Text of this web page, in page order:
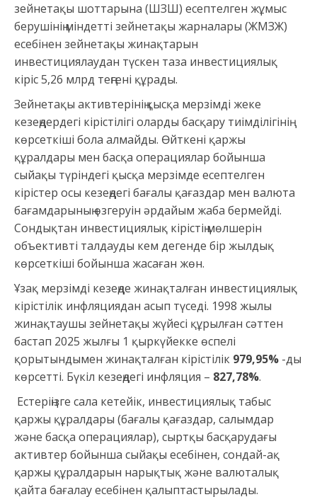
зейнетақы шоттарына (ШЗШ) есептелген жұмыс
берушінің міндетті зейнетақы жарналары (ЖМЗЖ)
есебінен зейнетақы жинақтарын
инвестициялаудан түскен таза инвестициялық
кіріс 5,26 млрд теңгені құрады.
Зейнетақы активтерінің қысқа мерзімді жеке
кезеңдердегі кірістілігі оларды басқару тиімділігінің
көрсеткіші бола алмайды. Өйткені қаржы
құралдары мен басқа операциялар бойынша
сыйақы түріндегі қысқа мерзімде есептелген
кірістер осы кезеңдегі бағалы қағаздар мен валюта
бағамдарының өзгеруін әрдайым жаба бермейді.
Сондықтан инвестициялық кірістің мөлшерін
объективті талдауды кем дегенде бір жылдық
көрсеткіші бойынша жасаған жөн.
Ұзақ мерзімді кезеңде жинақталған инвестициялық
кірістілік инфляциядан асып түседі. 1998 жылы
жинақтаушы зейнетақы жүйесі құрылған сәттен
бастап 2025 жылғы 1 қыркүйекке өспелі
қорытындымен жинақталған кірістілік 979,95% -ды
көрсетті. Бүкіл кезеңдегі инфляция – 827,78%.
Естеріңізге сала кетейік, инвестициялық табыс
қаржы құралдары (бағалы қағаздар, салымдар
және басқа операциялар), сыртқы басқарудағы
активтер бойынша сыйақы есебінен, сондай-ақ
қаржы құралдарын нарықтық және валюталық
қайта бағалау есебінен қалыптастырылады.